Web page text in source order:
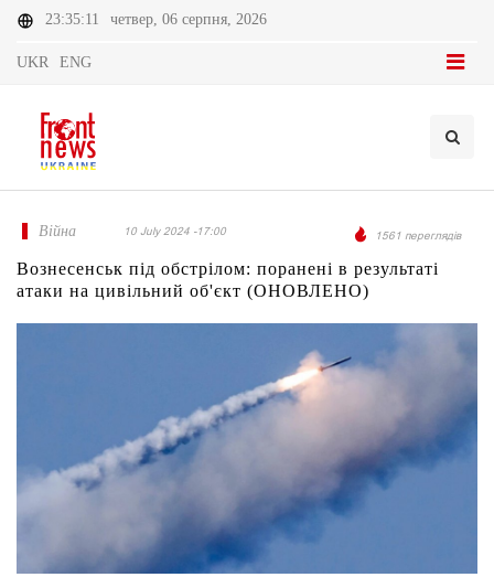
23:35:11 четвер, 06 серпня, 2026
UKR ENG
Війна 10 July 2024 -17:00 1561 переглядів
Вознесенськ під обстрілом: поранені в результаті
атаки на цивільний об'єкт (ОНОВЛЕНО)